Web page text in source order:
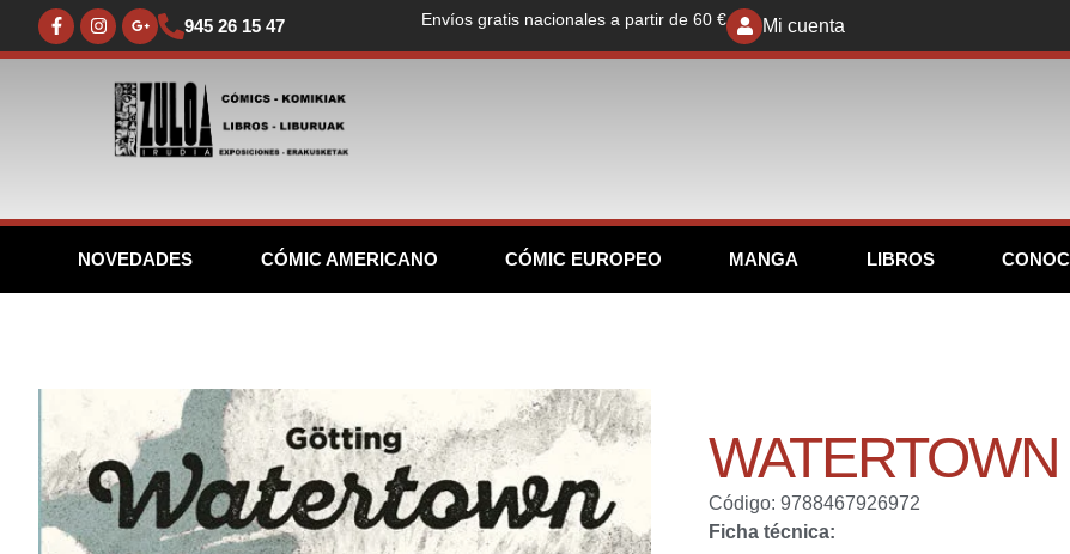
945 26 15 47 Envíos gratis nacionales a partir de 60 € Mi cuenta
NOVEDADES CÓMIC AMERICANO CÓMIC EUROPEO MANGA LIBROS
WATERTOWN
Código: 9788467926972
Ficha técnica: